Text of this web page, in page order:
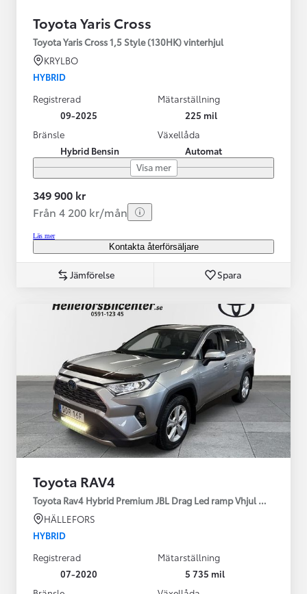
Toyota Yaris Cross
Toyota Yaris Cross 1,5 Style (130HK) vinterhjul
KRYLBO
HYBRID
Registrerad
09-2025
Mätarställning
225 mil
Bränsle
Hybrid Bensin
Växellåda
Automat
Visa mer
349 900 kr
Från 4 200 kr/mån
Läs mer
Kontakta återförsäljare
Jämförelse Spara
Toyota RAV4
Toyota Rav4 Hybrid Premium JBL Drag Led ramp Vhjul motorv
HÄLLEFORS
HYBRID
Registrerad
07-2020
Mätarställning
5 735 mil